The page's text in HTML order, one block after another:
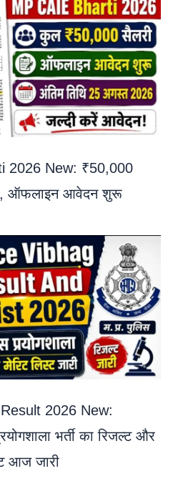
2026 New: ₹50,000
ऑफलाइन आवेदन शुरू
2026 New:
भर्ती का रिजल्ट और
आज जारी